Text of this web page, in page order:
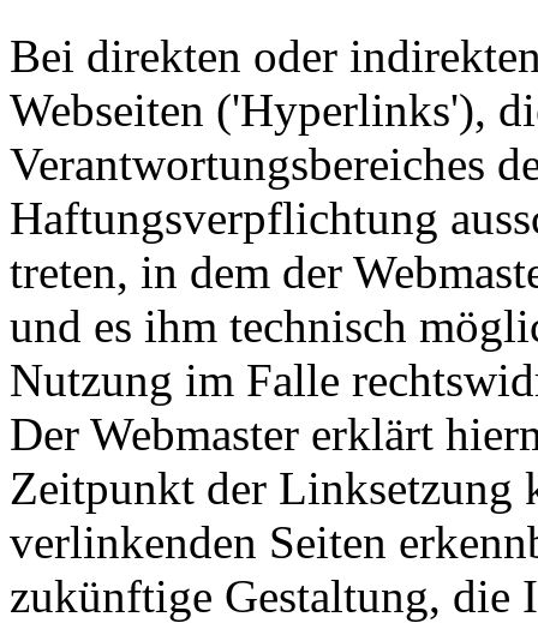
Bei direkten oder
Webseiten ('Hyperlinks'),
Verantwortungsbereiches
Haftungsverpflichtung
treten, in dem der
und es ihm technisch
Nutzung im Falle
Der Webmaster erklärt
Zeitpunkt der Linksetzung
verlinkenden Seiten
zukünftige Gestaltung, die